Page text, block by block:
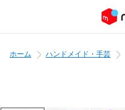
ホーム ハンドメイド・手芸